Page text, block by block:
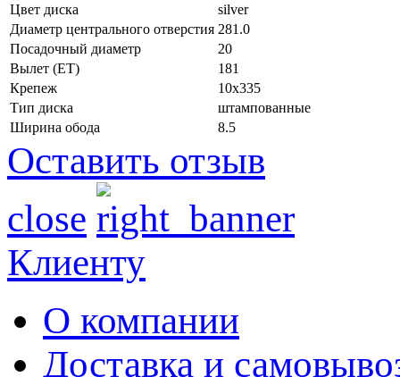
Цвет диска
silver
Диаметр центрального отверстия 281.0
Посадочный диаметр
20
Вылет (ET)
181
Крепеж
10x335
Тип диска
штампованные
Ширина обода
8.5
Оставить отзыв
close
Клиенту
О компании
Доставка и